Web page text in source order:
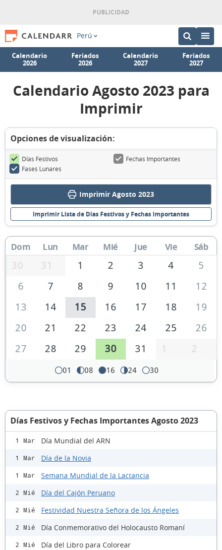
Perú
Calendario
2026
Feriados
2026
Calendario
2027
Feriados
2027
Calendario Agosto 2023 para
Imprimir
Opciones de visualización:
Días Festivos
Fechas Importantes
Fases Lunares
Imprimir Agosto 2023
Imprimir Lista de Días Festivos y Fechas Importantes
Dom Lun Mar Mié Jue Vie Sáb
30 31 1 2 3 4
5
6
7 8 9 10 11
12
13
14 15 16 17 18
19
20
21 22 23 24 25
26
27
28 29 30 31 1 2
01 08 16 24 30
Días Festivos y Fechas Importantes Agosto 2023
1 Mar Día Mundial del ARN
1 Mar Día de la Novia
1 Mar Semana Mundial de la Lactancia
2 Mié Día del Cajón Peruano
2 Mié Festividad Nuestra Señora de los Ángeles
2 Mié Día Conmemorativo del Holocausto Romaní
2 Mié Día del Libro para Colorear